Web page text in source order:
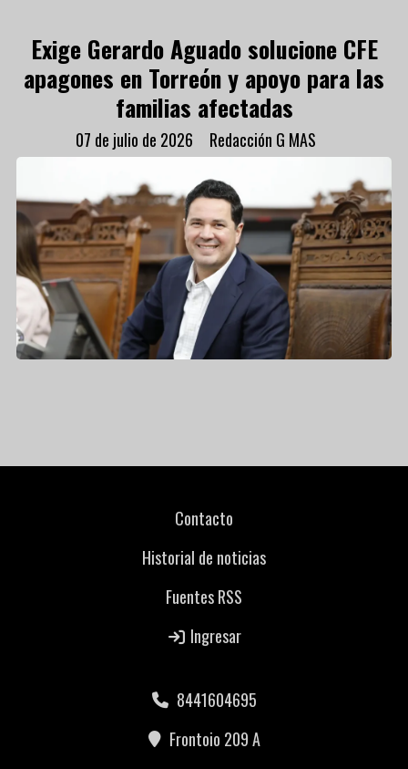
Exige Gerardo Aguado solucione CFE
apagones en Torreón y apoyo para las
familias afectadas
Redacción G MAS
07 de julio de 2026
Contacto
Historial de noticias
Fuentes RSS
Ingresar
8441604695
Frontoio 209 A